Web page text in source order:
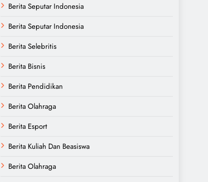
Berita Seputar Indonesia
Berita Seputar Indonesia
Berita Selebritis
Berita Bisnis
Berita Pendidikan
Berita Olahraga
Berita Esport
Berita Kuliah Dan Beasiswa
Berita Olahraga